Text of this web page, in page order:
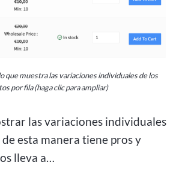
que muestra las variaciones individuales de los
por fila (haga clic para ampliar)
las variaciones individuales
esta manera tiene pros y
lleva a…